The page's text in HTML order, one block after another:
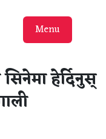
Menu
हेर्दिनुस्